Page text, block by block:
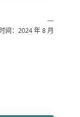
—
间：2024 年 8 月